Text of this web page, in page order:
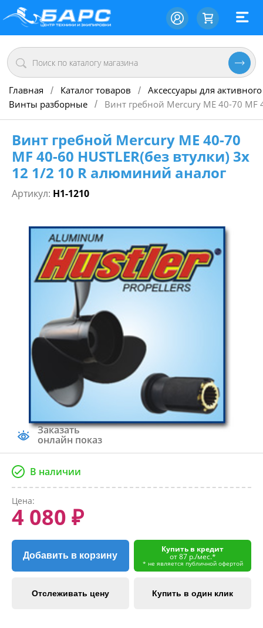
Главная / Каталог товаров / Аксессуары для
Винты разборные / Винт гребной Mercury ME 40-70 MF
Винт гребной Mercury ME 40-70
MF 40-60 HUSTLER(без втулки) 3х
12 1/2 10 R алюминий аналог
Артикул: H1-1210
Заказать
онлайн показ
В наличии
Цена:
4 080 ₽
Добавить в корзину
Купить в кредит
от 87 р./мес.*
* не является публичной офертой
Отслеживать цену Купить в один клик